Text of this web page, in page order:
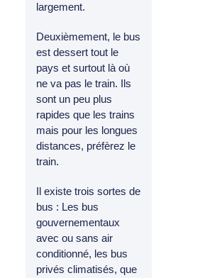
largement.
Deuxièmement, le bus
est dessert tout le
pays et surtout là où
ne va pas le train. Ils
sont un peu plus
rapides que les trains
mais pour les longues
distances, préfèrez le
train.
Il existe trois sortes de
bus : Les bus
gouvernementaux
avec ou sans air
conditionné, les bus
privés climatisés, que